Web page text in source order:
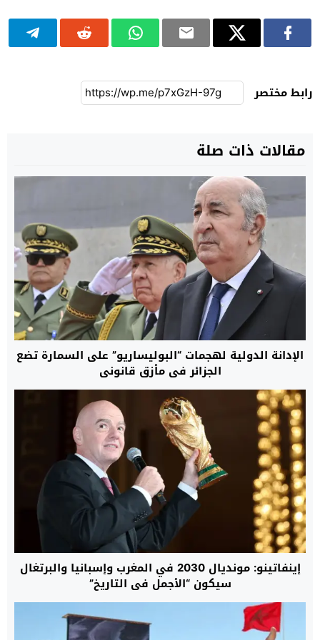
رابط مختصر
مقالات ذات صلة
الإدانة الدولية لهجمات “البوليساريو” على السمارة تضع
الجزائر في مأزق قانوني
إينفاتينو: مونديال 2030 في المغرب وإسبانيا والبرتغال
سيكون “الأجمل في التاريخ”